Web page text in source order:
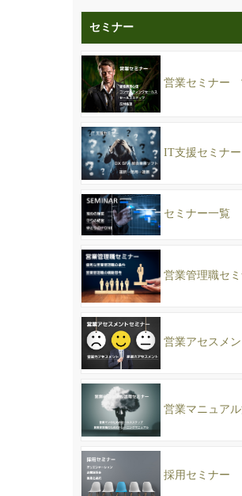
セミナー
営業セミナー
IT支援セミナー
セミナー一覧
営業管理職セ
営業アセスメ
営業マニュア
採用セミナー